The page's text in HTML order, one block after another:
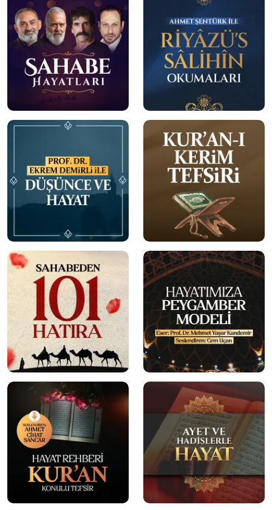
mobile mobile
mobile mobile
mobile mobile